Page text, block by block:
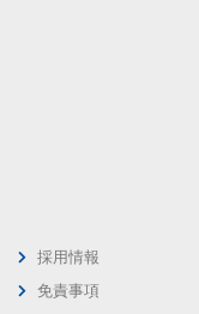
採用情報
免責事項